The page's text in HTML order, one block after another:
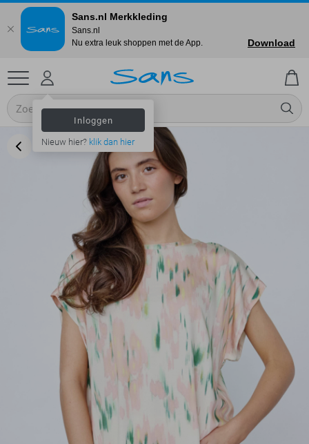
Inloggen
Nieuw hier? klik dan hier
Sans.nl Merkkleding
Sans.nl
Nu extra leuk shoppen met de App.
Download